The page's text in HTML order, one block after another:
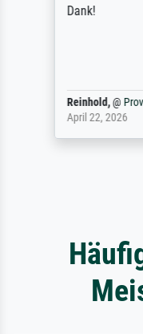
Dank!
Reinhold,@
April 22, 2026